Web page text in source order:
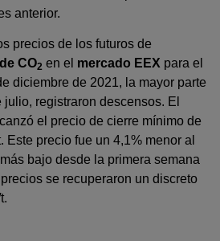
anterior.
precios de los futuros de
CO2 en el mercado EEX para el
diciembre de 2021, la mayor parte
registraron descensos. El
el precio de cierre mínimo de
Este precio fue un 4,1% menor al
bajo desde la primera semana
se recuperaron un discreto